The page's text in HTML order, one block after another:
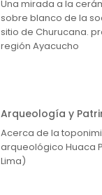
Una mirada a la
sobre blanco de la
sitio de Churucana.
región Ayacucho
Arqueología y
Acerca de la
arqueológico Huaca
Lima)